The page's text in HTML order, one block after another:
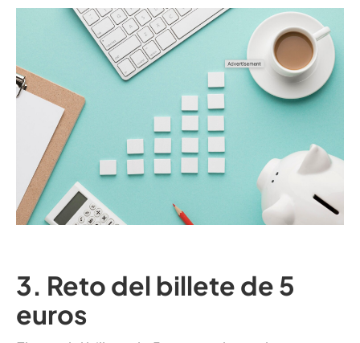
3. Reto del billete de 5
euros